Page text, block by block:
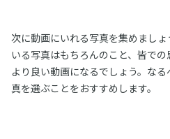
次に動画にいれる写真を集めまし
いる写真はもちろんのこと、皆で
より良い動画になるでしょう。な
真を選ぶことをおすすめします。